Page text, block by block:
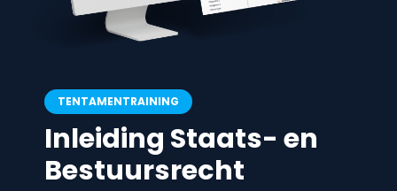
TENTAMENTRAINING
Inleiding Staats- en
Bestuursrecht